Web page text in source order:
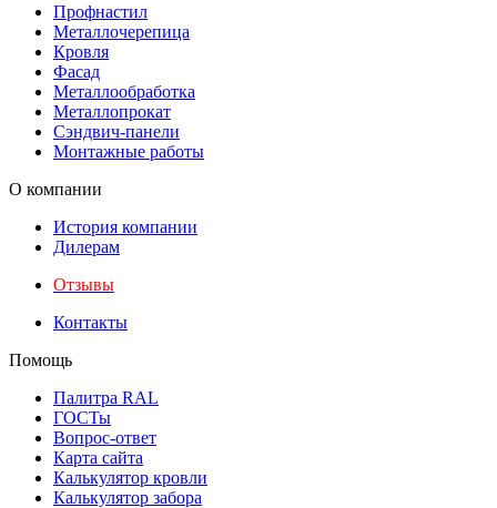
Профнастил
Металлочерепица
Кровля
Фасад
Металлообработка
Металлопрокат
Сэндвич-панели
Монтажные работы
О компании
История компании
Дилерам
Отзывы
Контакты
Помощь
Палитра RAL
ГОСТы
Вопрос-ответ
Карта сайта
Калькулятор кровли
Калькулятор забора